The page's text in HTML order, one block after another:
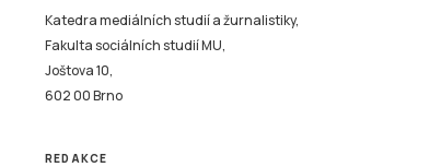
Katedra mediálních studií a žurnalistiky,
Fakulta sociálních studií MU,
Joštova 10,
602 00 Brno
REDAKCE